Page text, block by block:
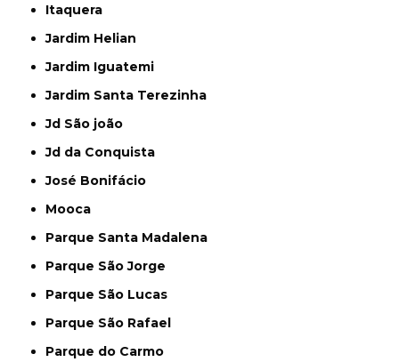
Itaquera
Jardim Helian
Jardim Iguatemi
Jardim Santa Terezinha
Jd São joão
Jd da Conquista
José Bonifácio
Mooca
Parque Santa Madalena
Parque São Jorge
Parque São Lucas
Parque São Rafael
Parque do Carmo